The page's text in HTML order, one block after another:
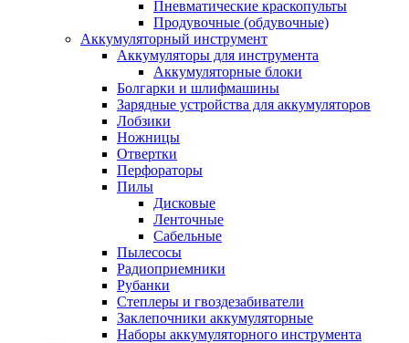
Пневматические краскопульты
Продувочные (обдувочные)
Аккумуляторный инструмент
Аккумуляторы для инструмента
Аккумуляторные блоки
Болгарки и шлифмашины
Зарядные устройства для аккумуляторов
Лобзики
Ножницы
Отвертки
Перфораторы
Пилы
Дисковые
Ленточные
Сабельные
Пылесосы
Радиоприемники
Рубанки
Степлеры и гвоздезабиватели
Заклепочники аккумуляторные
Наборы аккумуляторного инструмента